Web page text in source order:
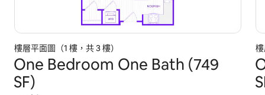
樓層平面圖（1 樓，共 3 樓）
One Bedroom One Bath (749
SF)